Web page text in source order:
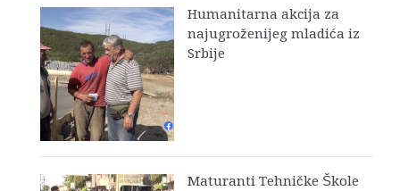
Humanitarna akcija za
najugroženijeg mladića iz
Srbije
Maturanti Tehničke Škole